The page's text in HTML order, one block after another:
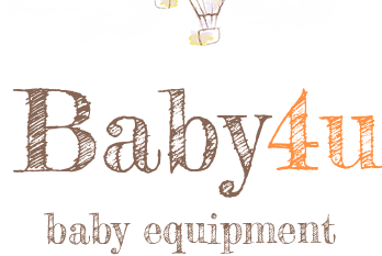
4u
baby equipment